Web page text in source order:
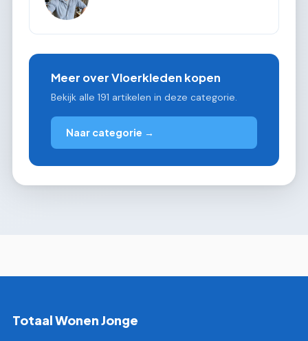
Meer over Vloerkleden kopen
Bekijk alle 191 artikelen in deze categorie.
Naar categorie →
Totaal Wonen Jonge